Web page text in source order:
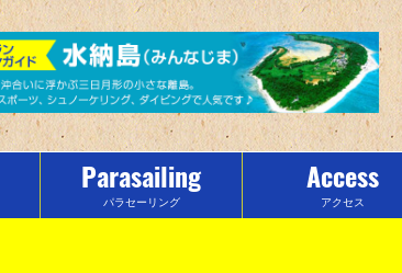
Parasailing
パラセーリング
Access
アクセス